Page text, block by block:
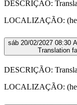
DESCRIÇÃO:
LOCALIZAÇÃO:
sáb 20/02/2027 08:30
Translation
DESCRIÇÃO:
LOCALIZAÇÃO: